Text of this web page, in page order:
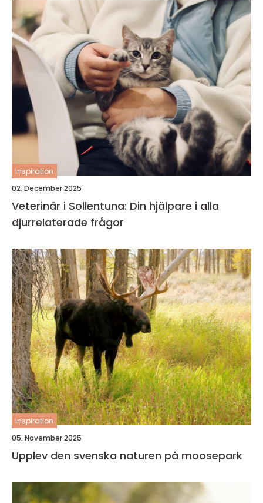
inspiration
02. December 2025
Veterinär i Sollentuna: Din hjälpare i alla
djurrelaterade frågor
inspiration
05. November 2025
Upplev den svenska naturen på moosepark